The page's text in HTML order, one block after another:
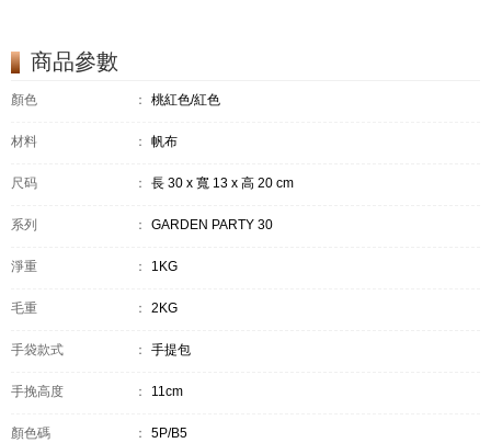
商品參數
顏色 ： 桃紅色/紅色
材料 ： 帆布
尺码 ： 長 30 x 寬 13 x 高 20 cm
系列 ： GARDEN PARTY 30
淨重 ： 1KG
毛重 ： 2KG
手袋款式 ： 手提包
手挽高度 ： 11cm
顏色碼 ： 5P/B5